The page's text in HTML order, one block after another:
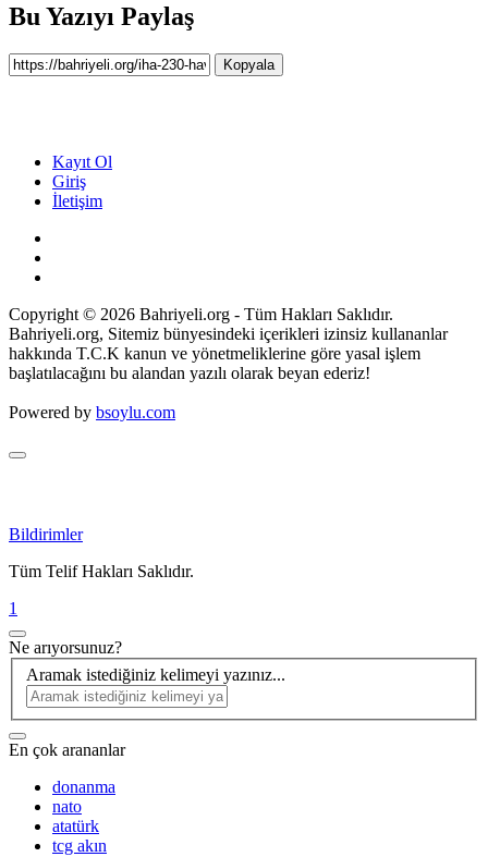
Bu Yazıyı Paylaş
Kopyala
Kayıt Ol
Giriş
İletişim
Copyright © 2026 Bahriyeli.org - Tüm Hakları Saklıdır.
Bahriyeli.org, Sitemiz bünyesindeki içerikleri izinsiz kullananlar
hakkında T.C.K kanun ve yönetmeliklerine göre yasal işlem
başlatılacağını bu alandan yazılı olarak beyan ederiz!
Powered by bsoylu.com
Bildirimler
Tüm Telif Hakları Saklıdır.
1
Ne arıyorsunuz?
Aramak istediğiniz kelimeyi yazınız...
En çok arananlar
donanma
nato
atatürk
tcg akın